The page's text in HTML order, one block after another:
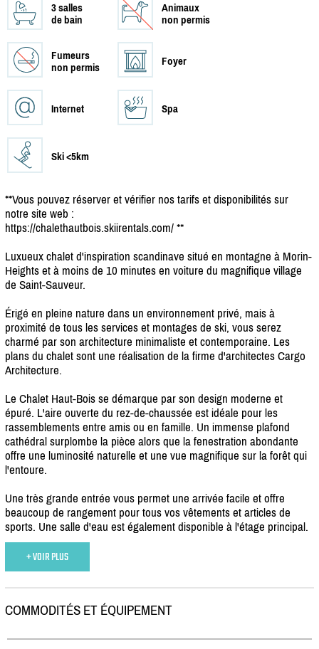
3 salles
de bain
Animaux
non permis
Fumeurs
non permis
Foyer
Internet Spa
Ski <5km
**Vous pouvez réserver et vérifier nos tarifs et disponibilités sur
notre site web :
https://chalethautbois.skiirentals.com/ **
Luxueux chalet d'inspiration scandinave situé en montagne à Morin-
Heights et à moins de 10 minutes en voiture du magnifique village
de Saint-Sauveur.
Érigé en pleine nature dans un environnement privé, mais à
proximité de tous les services et montages de ski, vous serez
charmé par son architecture minimaliste et contemporaine. Les
plans du chalet sont une réalisation de la firme d'architectes Cargo
Architecture.
Le Chalet Haut-Bois se démarque par son design moderne et
épuré. L'aire ouverte du rez-de-chaussée est idéale pour les
rassemblements entre amis ou en famille. Un immense plafond
cathédral surplombe la pièce alors que la fenestration abondante
offre une luminosité naturelle et une vue magnifique sur la forêt qui
l'entoure.
Une très grande entrée vous permet une arrivée facile et offre
beaucoup de rangement pour tous vos vêtements et articles de
sports. Une salle d'eau est également disponible à l'étage principal.
+ VOIR PLUS
COMMODITÉS ET ÉQUIPEMENT